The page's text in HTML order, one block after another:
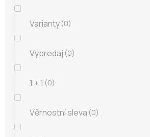
Varianty 0
Výpredaj 0
1 + 1 0
Věrnostní sleva 0